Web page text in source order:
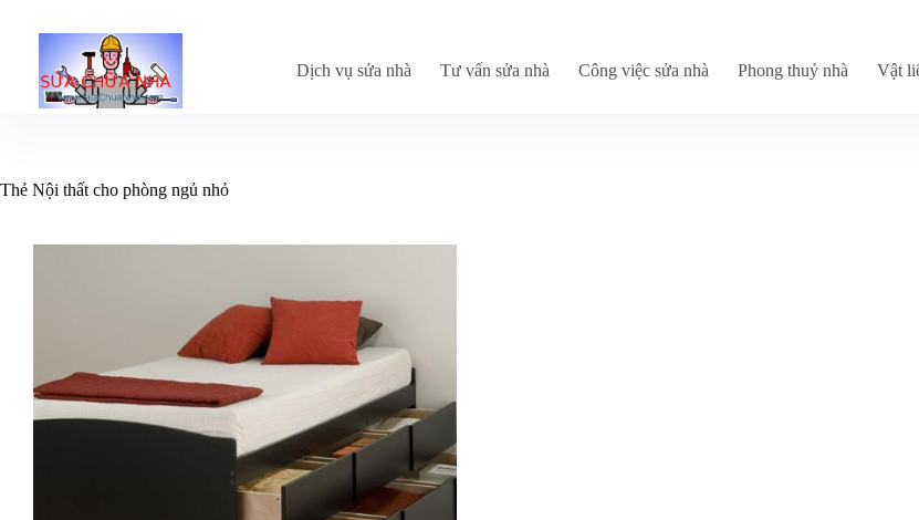
Dịch vụ sửa nhà Tư vấn sửa nhà Công việc sửa nhà Phong thuỷ nhà Vật
Thẻ Nội thất cho phòng ngủ nhỏ